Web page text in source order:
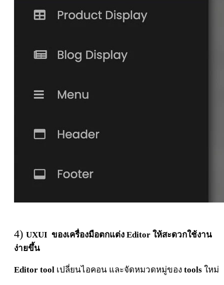
4) UXUI ของเครื่องมือตกแต่ง Editor ให้สะดวกใช้งาน
ง่ายขึ้น
Editor tool เปลี่ยนไอคอน และจัดหมวดหมู่ของ tools ใหม่